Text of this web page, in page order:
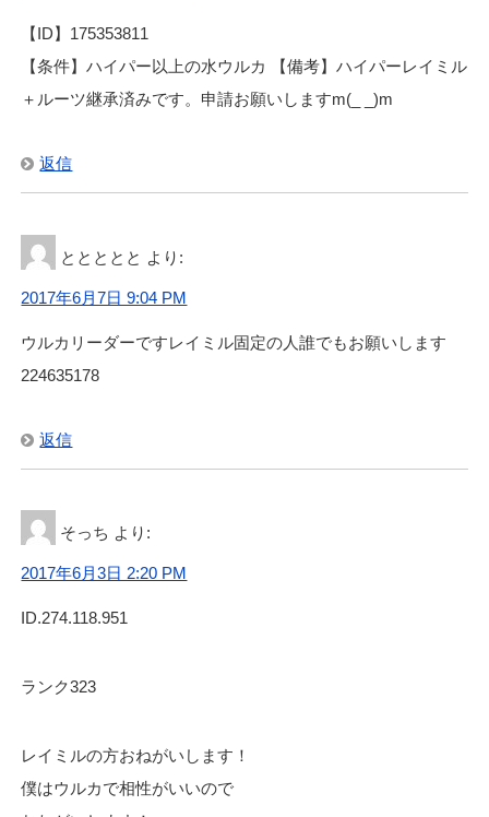
【ID】175353811
【条件】ハイパー以上の水ウルカ 【備考】ハイパーレイミル
＋ルーツ継承済みです。申請お願いしますm(_ _)m
返信
ととととと より:
2017年6月7日 9:04 PM
ウルカリーダーですレイミル固定の人誰でもお願いします
224635178
返信
そっち より:
2017年6月3日 2:20 PM
ID.274.118.951
ランク323
レイミルの方おねがいします！
僕はウルカで相性がいいので